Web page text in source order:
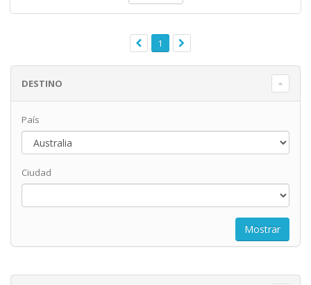
1
DESTINO
País
Ciudad